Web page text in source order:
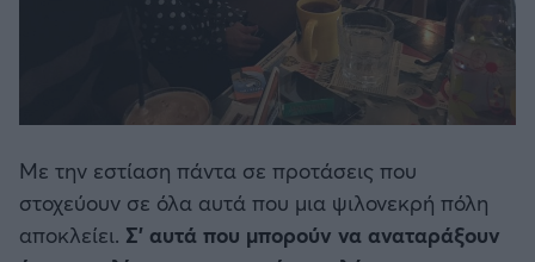
Με την εστίαση πάντα σε προτάσεις που
στοχεύουν σε όλα αυτά που μια ψιλονεκρή πόλη
αποκλείει. Σ' αυτά που μπορούν να αναταράξουν